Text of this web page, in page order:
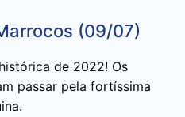
(09/07)
de 2022! Os
passar pela fortíssima